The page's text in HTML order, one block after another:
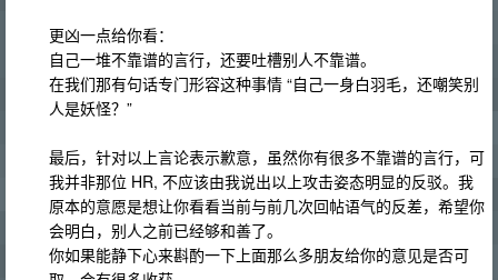
更凶一点给你看：
自己一堆不靠谱的言行，还要吐槽别人不靠谱。
在我们那有句话专门形容这种事情 “自己一身白羽毛，还嘲笑别
人是妖怪？”
最后，针对以上言论表示歉意，虽然你有很多不靠谱的言行，可
我并非那位 HR, 不应该由我说出以上攻击姿态明显的反驳。我
原本的意愿是想让你看看当前与前几次回帖语气的反差，希望你
会明白，别人之前已经够和善了。
你如果能静下心来斟酌一下上面那么多朋友给你的意见是否可